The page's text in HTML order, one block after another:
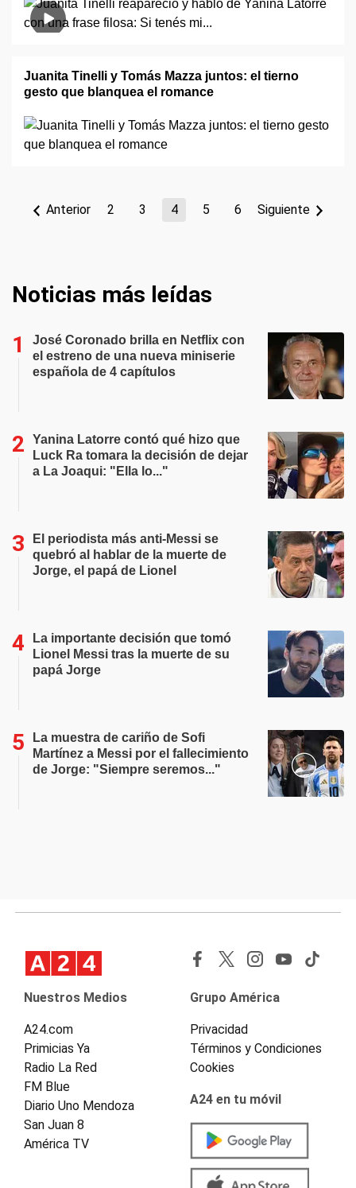
Juanita Tinelli y Tomás Mazza juntos: el tierno
gesto que blanquea el romance
Anterior 2 3 4 5 6 Siguiente
Noticias más leídas
José Coronado brilla en Netflix con
el estreno de una nueva miniserie
española de 4 capítulos
Yanina Latorre contó qué hizo que
Luck Ra tomara la decisión de dejar
a La Joaqui: "Ella lo..."
El periodista más anti-Messi se
quebró al hablar de la muerte de
Jorge, el papá de Lionel
La importante decisión que tomó
Lionel Messi tras la muerte de su
papá Jorge
La muestra de cariño de Sofi
Martínez a Messi por el fallecimiento
de Jorge: "Siempre seremos..."
Nuestros Medios
A24.com
Primicias Ya
Radio La Red
FM Blue
Diario Uno Mendoza
San Juan 8
América TV
Grupo América
Privacidad
Términos y Condiciones
Cookies
A24 en tu móvil